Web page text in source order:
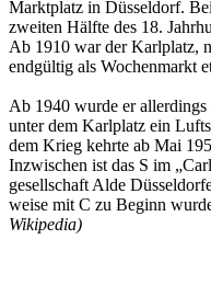
Markt­platz in Düssel­dorf.
zweiten Hälfte des 18.
Ab 1910 war der Karl­platz,
endgültig als Wochen­markt
Ab 1940 wurde er
unter dem Karlplatz ein
dem Krieg kehrte ab Mai
Inzwischen ist das S im
gesellschaft Alde
weise mit C zu Beginn
Wikipedia)